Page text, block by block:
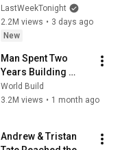
Week Tonight with
John Oliver (HBO)
LastWeekTonight
2.2M views • 3 days ago
New
Man Spent Two
Years Building
HUGE Wooden
House for his
@bjornbrenton
World Build
3.2M views • 1 month ago
Andrew & Tristan